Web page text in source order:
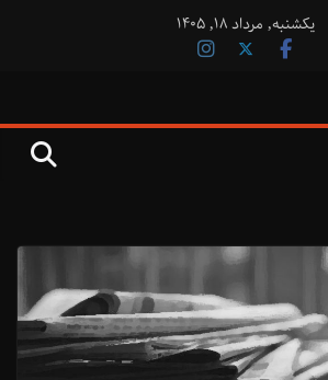
یکشنبه, مرداد ۱۸, ۱۴۰۵